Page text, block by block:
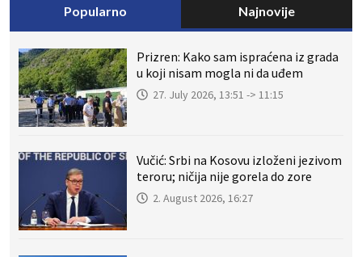
Popularno Najnovije
Prizren: Kako sam ispraćena iz grada
u koji nisam mogla ni da uđem
27. July 2026, 13:51 -> 11:15
Vučić: Srbi na Kosovu izloženi jezivom
teroru; ničija nije gorela do zore
2. August 2026, 16:27